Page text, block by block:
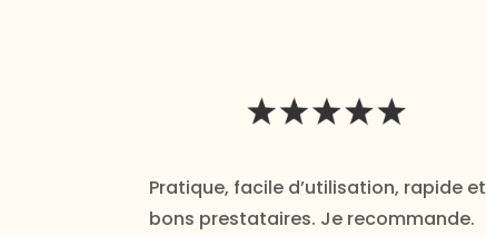
Pratique, facile d’utilisation, rapide et
bons prestataires. Je recommande.